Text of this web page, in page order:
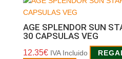
AGE SPLENDOR SUN
30 CAPSULAS VEG
12.35€ IVA Incluido